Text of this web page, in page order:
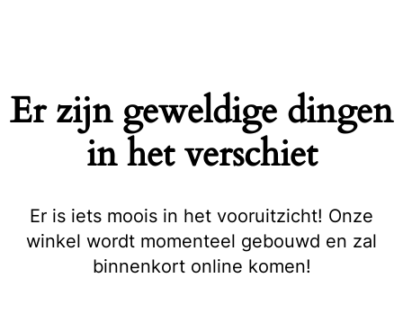
Er zijn geweldige dingen
in het verschiet
Er is iets moois in het vooruitzicht! Onze
winkel wordt momenteel gebouwd en zal
binnenkort online komen!